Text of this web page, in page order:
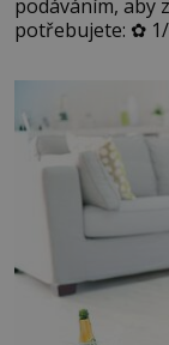
podáváním, aby
potřebujete: ✿
okurky ✿ 2
lžíci citronové